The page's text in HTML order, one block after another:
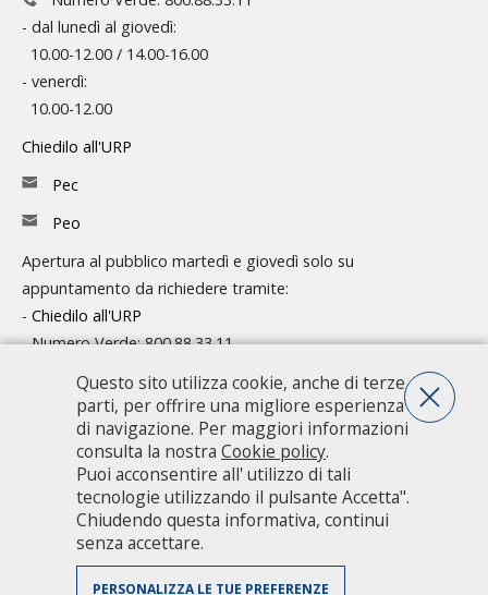
- dal lunedì al giovedì:
10.00-12.00 / 14.00-16.00
- venerdì:
10.00-12.00
Chiedilo all'URP
Pec
Peo
Apertura al pubblico martedì e giovedì solo su
appuntamento da richiedere tramite:
- Chiedilo all'URP
- Numero Verde: 800.88.33.11
Consulta l'organigramma
Accedi agli atti
Guida pratica ai servizi e alla modulistica
Città metropolitana di Milano - Via Vivaio, 1 - 20122 Milano - centralino
02 7740.1 |PEC - Posta Elettronica Certificata
Elettronica Ordinaria| P.IVA 08911820960
Questo sito utilizza cookie, anche di terze
parti, per offrire una migliore esperienza
di navigazione. Per maggiori informazioni
consulta la nostra Cookie policy.
Puoi acconsentire all' utilizzo di tali
tecnologie utilizzando il pulsante Accetta".
Chiudendo questa informativa, continui
senza accettare.
PERSONALIZZA LE TUE PREFERENZE